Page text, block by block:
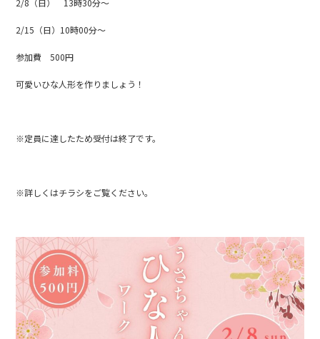
2/8（日） 13時30分～
2/15（日）10時00分～
参加費 500円
可愛いひな人形を作りましょう！
※定員に達したため受付は終了です。
※詳しくはチラシをご覧ください。